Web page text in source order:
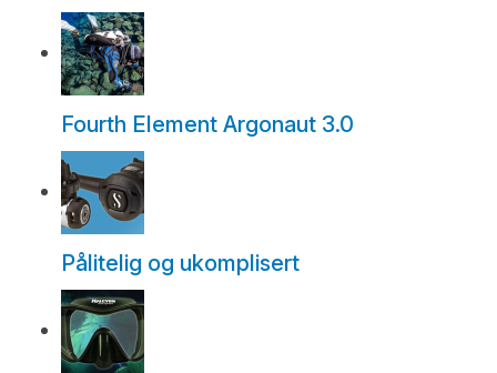
Fourth Element Argonaut 3.0
Pålitelig og ukomplisert